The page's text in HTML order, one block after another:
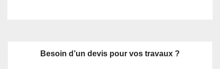
Besoin d’un devis pour vos travaux ?